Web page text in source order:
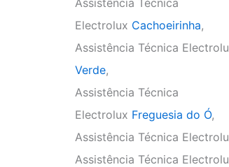
Electrolux Cachoeirinha,
Assistência Técnica
Verde,
Assistência Técnica
Electrolux Freguesia do Ó,
Assistência Técnica
Assistência Técnica